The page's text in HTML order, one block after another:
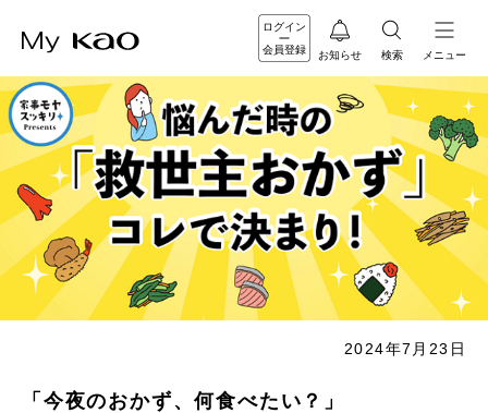
ログイン
会員登録
お知らせ 検索 メニュー
2024年7月23日
「今夜のおかず、何食べたい？」